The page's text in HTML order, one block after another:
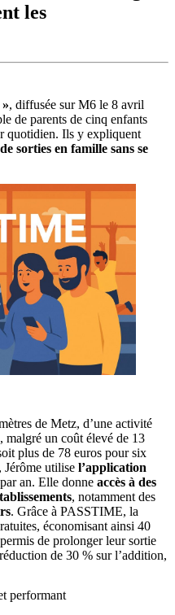
les
, diffusée sur M6 le 8 avril
de parents de cinq enfants
quotidien. Ils y expliquent
sorties en famille sans se
de Metz, d’une activité
malgré un coût élevé de 13
plus de 78 euros pour six
, Jérôme utilise l’application
an. Elle donne accès à des
, notamment des
. Grâce à PASSTIME, la
économisant ainsi 40
de prolonger leur sortie
de 30 % sur l’addition,
performant